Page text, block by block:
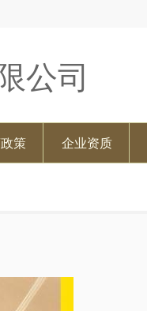
公司
策 企业资质